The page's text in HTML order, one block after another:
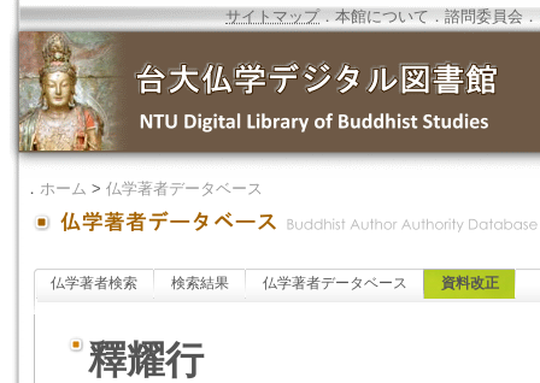
サイトマップ．本館について ．諮問委員会 ．
． ホーム > 仏学著者データベース
仏学著者検索 検索結果 仏学著者データベース 資料改正
釋耀行